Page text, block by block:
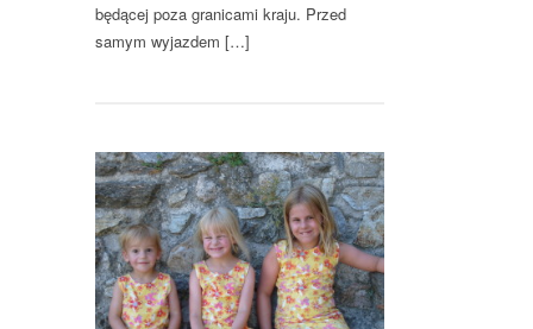
będącej poza granicami kraju. Przed
samym wyjazdem […]